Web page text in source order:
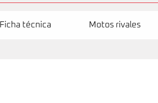
Ficha técnica Motos rivales